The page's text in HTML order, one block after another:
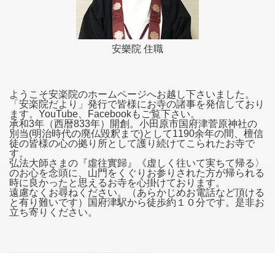
安樂院 住職
ようこそ安楽院のホームページへお越し下さいました。
「安楽院だより」発行で皆様にお寺の諸事を発信しており
ます。YouTube、Facebookもご覧下さい。
承和3年（西暦833年）開創。小田原市国府津菅原神社の
別当(明治時代の廃仏毀釈まで)として1190余年の間、檀信
徒の皆様の心の拠り所として護り続けてこられたお寺で
す。
弘法大師さまの『虛往實歸』《虚しく往いて実ちて帰る〉
のお心を念頭に、山門をくぐりお参りされた方が帰られる
時に良かったと思えるお寺を心掛けております。
遠慮なくお尋ねください。（あらかじめお電話など頂ける
と有り難いです）国府津駅から徒歩約１０分です。是非お
立ち寄りください。